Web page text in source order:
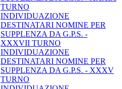
TURNO
INDIVIDUAZIONE
DESTINATARI NOMINE PER
SUPPLENZA DA G.P.S. -
XXXVII TURNO
INDIVIDUAZIONE
DESTINATARI NOMINE PER
SUPPLENZA DA G.P.S. - XXXV
TURNO